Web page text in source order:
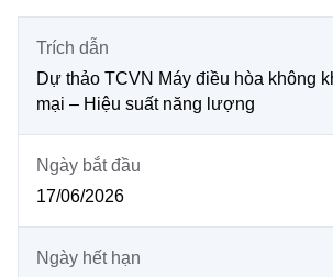
Giới thiệu
Chức năng nhiệm vụ
Lịch sử phát triển
Sở Khoa học và Công nghệ
Tin tức sự kiện
Đổi mới sáng tạo
Chuyển đổi số
Dịch vụ công
Hệ thống văn bản
Trích dẫn
Dự thảo TCVN Máy điều hòa không
mại – Hiệu suất năng lượng
Ngày bắt đầu
17/06/2026
Ngày hết hạn